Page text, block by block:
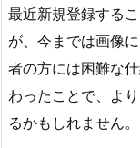
最近新規登録する
が、今までは画像
者の方には困難な
わったことで、よ
るかもしれません。